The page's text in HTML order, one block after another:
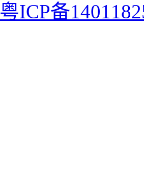
粤ICP备